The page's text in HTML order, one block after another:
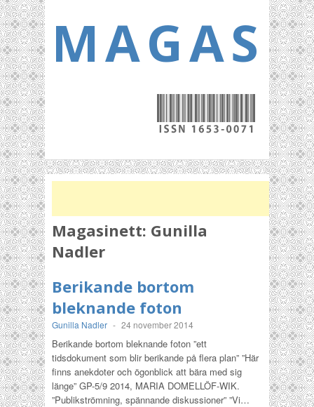
Magasinett: Gunilla
Nadler
Berikande bortom
bleknande foton
Gunilla Nadler - 24 november 2014
Berikande bortom bleknande foton ”ett
tidsdokument som blir berikande på flera plan” ”Här
finns anekdoter och ögonblick att bära med sig
länge” GP-5/9 2014, MARIA DOMELLÖF-WIK.
”Publikströmning, spännande diskussioner” ”Vi…